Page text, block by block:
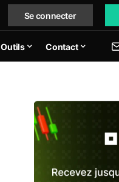
Se connecter
Outils Contact